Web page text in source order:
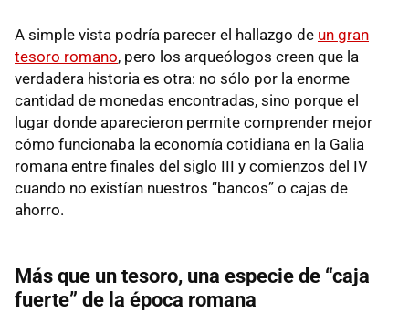
A simple vista podría parecer el hallazgo de un gran
tesoro romano, pero los arqueólogos creen que la
verdadera historia es otra: no sólo por la enorme
cantidad de monedas encontradas, sino porque el
lugar donde aparecieron permite comprender mejor
cómo funcionaba la economía cotidiana en la Galia
romana entre finales del siglo III y comienzos del IV
cuando no existían nuestros “bancos” o cajas de
ahorro.
Más que un tesoro, una especie de “caja
fuerte” de la época romana